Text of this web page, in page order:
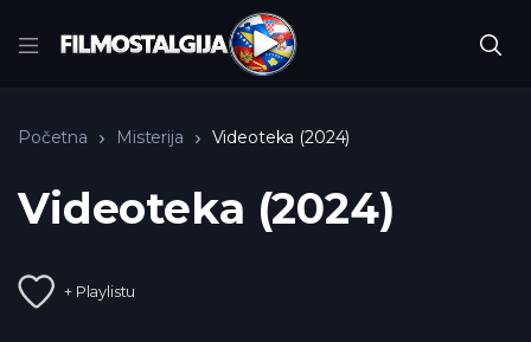
Početna Misterija Videoteka (2024)
Videoteka (2024)
+ Playlistu